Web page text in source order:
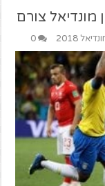
מונדיאל צורם
2018
0